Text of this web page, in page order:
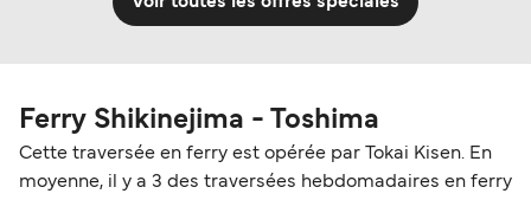
Ferry Shikinejima - Toshima
Cette traversée en ferry est opérée par Tokai Kisen. En
moyenne, il y a 3 des traversées hebdomadaires en ferry